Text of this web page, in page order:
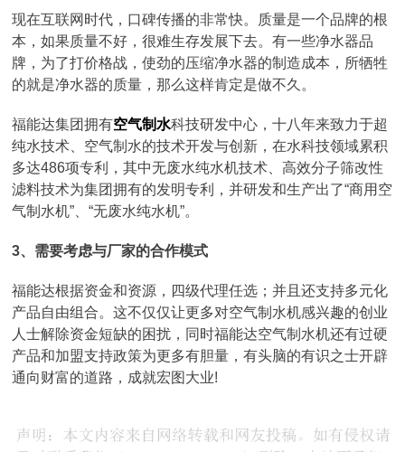
现在互联网时代，口碑传播的非常快。质量是一个品牌的根
本，如果质量不好，很难生存发展下去。有一些净水器品
牌，为了打价格战，使劲的压缩净水器的制造成本，所牺牲
的就是净水器的质量，那么这样肯定是做不久。
福能达集团拥有空气制水科技研发中心，十八年来致力于超
纯水技术、空气制水的技术开发与创新，在水科技领域累积
多达486项专利，其中无废水纯水机技术、高效分子筛改性
滤料技术为集团拥有的发明专利，并研发和生产出了“商用空
气制水机”、“无废水纯水机”。
3、需要考虑与厂家的合作模式
福能达根据资金和资源，四级代理任选；并且还支持多元化
产品自由组合。这不仅仅让更多对空气制水机感兴趣的创业
人士解除资金短缺的困扰，同时福能达空气制水机还有过硬
产品和加盟支持政策为更多有胆量，有头脑的有识之士开辟
通向财富的道路，成就宏图大业!